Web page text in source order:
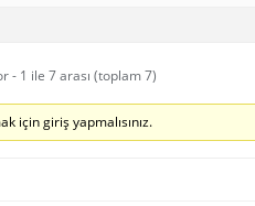
- 1 ile 7 arası (toplam 7)
için giriş yapmalısınız.